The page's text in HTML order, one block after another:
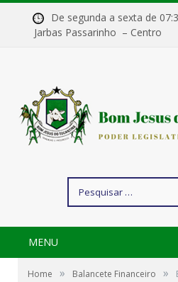
De segunda a sexta de
Jarbas Passarinho –
por:
MENU
Home » Balancete Financeiro »